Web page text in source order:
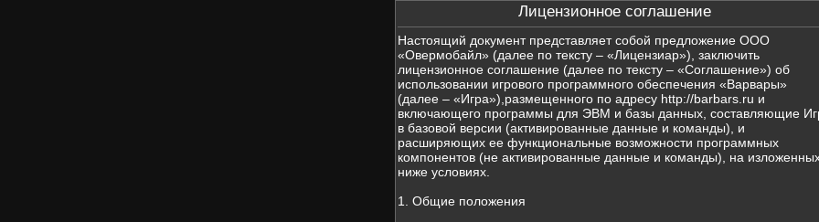
Лицензионное соглашение
Настоящий документ представляет собой предложение ООО
«Овермобайл» (далее по тексту – «Лицензиар»), заключить
лицензионное соглашение (далее по тексту – «Соглашение») об
использовании игрового программного обеспечения «Варвары»
(далее – «Игра»),размещенного по адресу http://barbars.ru и
включающего программы для ЭВМ и базы данных, составляющие
в базовой версии (активированные данные и команды), и
расширяющих ее функциональные возможности программных
компонентов (не активированные данные и команды), на
ниже условиях.
1. Общие положения